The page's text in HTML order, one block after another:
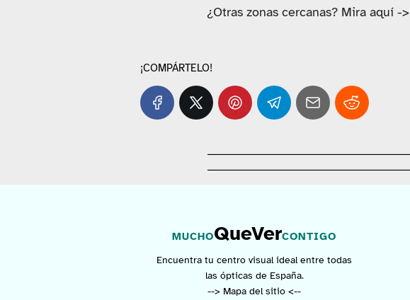
¿Otras zonas cercanas? Mira aquí ->
¡COMPÁRTELO!
MUCHOQueVerCONTIGO
Encuentra tu centro visual ideal entre todas
las ópticas de España.
--> Mapa del sitio <--